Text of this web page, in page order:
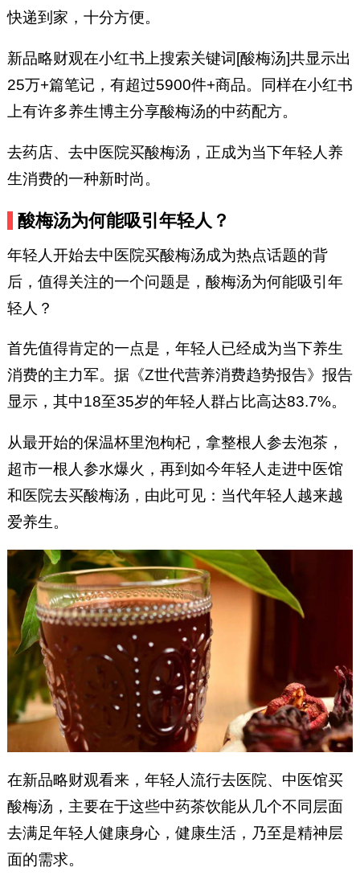
快递到家，十分方便。
新品略财观在小红书上搜索关键词[酸梅汤]共显示出
25万+篇笔记，有超过5900件+商品。同样在小红书
上有许多养生博主分享酸梅汤的中药配方。
去药店、去中医院买酸梅汤，正成为当下年轻人养
生消费的一种新时尚。
酸梅汤为何能吸引年轻人？
年轻人开始去中医院买酸梅汤成为热点话题的背
后，值得关注的一个问题是，酸梅汤为何能吸引年
轻人？
首先值得肯定的一点是，年轻人已经成为当下养生
消费的主力军。据《Z世代营养消费趋势报告》报告
显示，其中18至35岁的年轻人群占比高达83.7%。
从最开始的保温杯里泡枸杞，拿整根人参去泡茶，
超市一根人参水爆火，再到如今年轻人走进中医馆
和医院去买酸梅汤，由此可见：当代年轻人越来越
爱养生。
在新品略财观看来，年轻人流行去医院、中医馆买
酸梅汤，主要在于这些中药茶饮能从几个不同层面
去满足年轻人健康身心，健康生活，乃至是精神层
面的需求。